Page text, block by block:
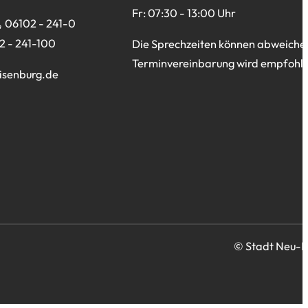
06102 - 241-0
- 241-100
de
Fr: 07:30 - 13:00 Uhr
Die Sprechzeiten können
Terminvereinbarung wird
© Stadt Neu-